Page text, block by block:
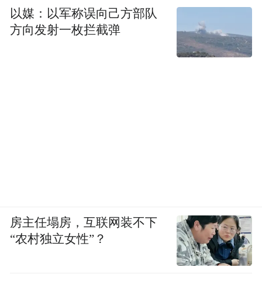
以媒：以军称误向己方部队
方向发射一枚拦截弹
房主任塌房，互联网装不下
“农村独立女性”？